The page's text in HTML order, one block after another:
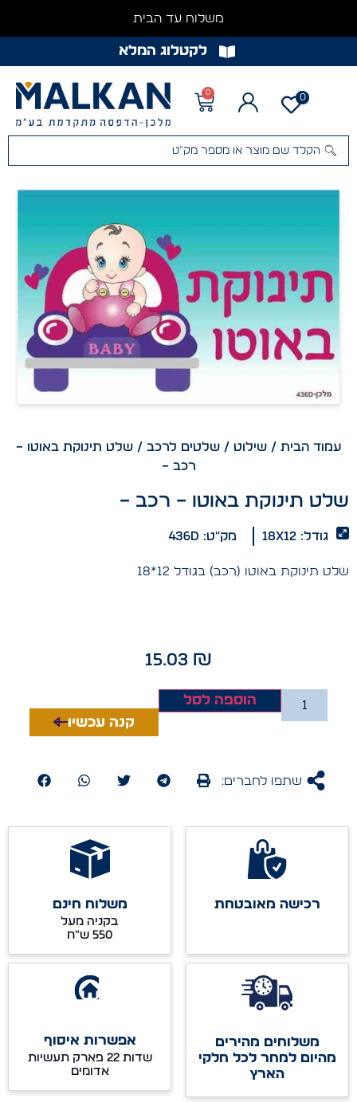
משלוח עד הבית
לקטלוג המלא
0
0
עמוד הבית/ שילוט/ שלטים לרכב/ שלט תינוקת באוטו –
רכב –
שלט תינוקת באוטו – רכב –
גודל: 18x12 מק"ט: 436D
שלט תינוקת באוטו (רכב) בגודל 12*18
15.03₪
הוספה לסל
קנה עכשיו
שתפו לחברים:
רכישה מאובטחת משלוח חינם
בקניה מעל
משלוחים מהירים
מהיום למחר לכל חלקי
הארץ
אפשרות איסוף
שדות 22 פארק תעשיות
אדומים